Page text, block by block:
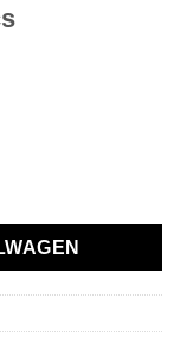
Spring Steel - 2